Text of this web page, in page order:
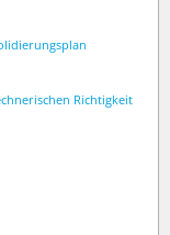
Richtigkeit